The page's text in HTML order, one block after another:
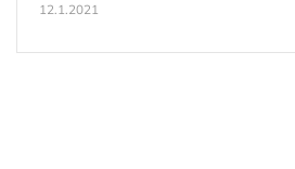
12.1.2021